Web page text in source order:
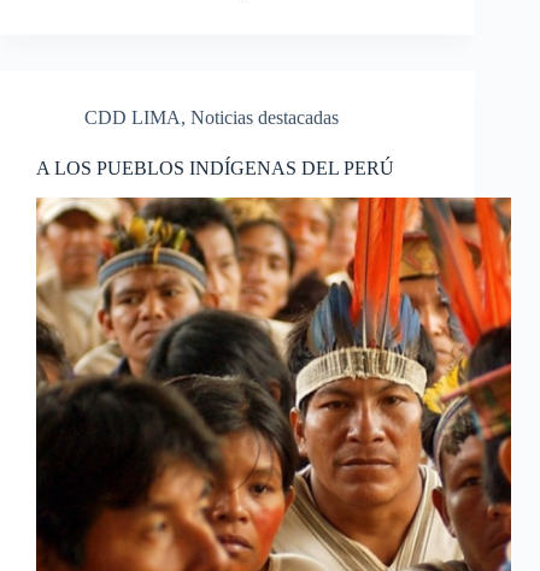
CDD LIMA, Noticias destacadas
A LOS PUEBLOS INDÍGENAS DEL PERÚ